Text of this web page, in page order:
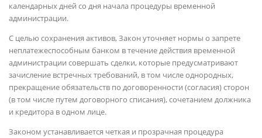
календарных дней со дня начала процедуры временной
администрации.
С целью сохранения активов, Закон уточняет нормы о запрете
неплатежеспособным банком в течение действия временной
администрации совершать сделки, которые предусматривают
зачисление встречных требований, в том числе однородных,
прекращение обязательств по договоренности (согласия) сторон
(в том числе путем договорного списания), сочетанием должника
и кредитора в одном лице.
Законом устанавливается четкая и прозрачная процедура